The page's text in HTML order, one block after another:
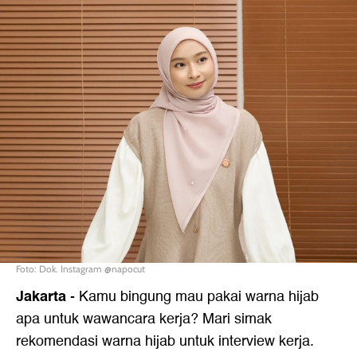
Foto: Dok. Instagram @napocut
Jakarta- Kamu bingung mau pakai warna hijab
apa untuk wawancara kerja? Mari simak
rekomendasi warna hijab untuk interview kerja.